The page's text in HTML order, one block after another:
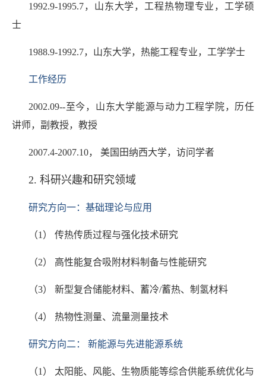
1992.9-1995.7，山东大学，工程热物理专业，工学硕
士
1988.9-1992.7，山东大学，热能工程专业，工学学士
工作经历
2002.09--至今，山东大学能源与动力工程学院，历任
讲师，副教授，教授
2007.4-2007.10， 美国田纳西大学，访问学者
2. 科研兴趣和研究领域
研究方向一：基础理论与应用
（1） 传热传质过程与强化技术研究
（2） 高性能复合吸附材料制备与性能研究
（3） 新型复合储能材料、蓄冷/蓄热、制氢材料
（4） 热物性测量、流量测量技术
研究方向二： 新能源与先进能源系统
（1） 太阳能、风能、生物质能等综合供能系统优化与